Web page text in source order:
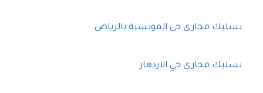
تسليك مجارى حى المونسية بالرياض
تسليك مجارى حي الازدهار